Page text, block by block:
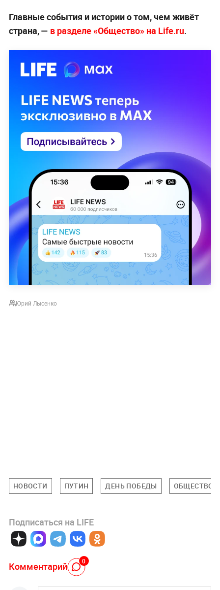
Главные события и истории о том, чем живёт
страна, — в разделе «Общество» на Life.ru.
Юрий Лысенко
НОВОСТИ ПУТИН ДЕНЬ ПОБЕДЫ ОБЩЕСТВО
Подписаться на LIFE
Комментарий 0